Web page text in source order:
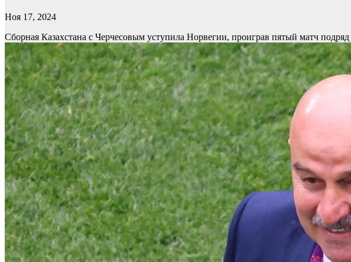
Ноя 17, 2024
Сборная Казахстана с Черчесовым уступила Норвегии, проиграв пятый матч подряд